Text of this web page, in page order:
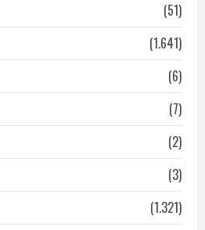
(51)
(1.641)
(6)
(7)
(2)
(3)
(1.321)